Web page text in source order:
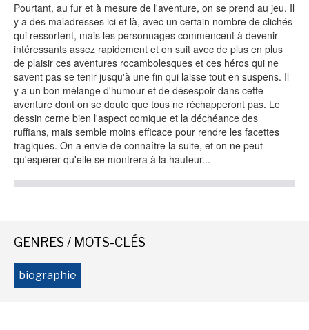
NEWSLETTER
S'ABONNER
En indiquant votre adresse mail ci-dessus, vous consentez à recevoir des mails de la
part d'Actusf. Vous pouvez vous désinscrire à tout moment à travers les liens de
désinscription.
LA RÉDACTION
CONTACT
FORUM
Pourtant, au fur et à mesure de l'aventure, on se prend au jeu. Il
y a des maladresses ici et là, avec un certain nombre de clichés
qui ressortent, mais les personnages commencent à devenir
intéressants assez rapidement et on suit avec de plus en plus
de plaisir ces aventures rocambolesques et ces héros qui ne
savent pas se tenir jusqu'à une fin qui laisse tout en suspens. Il
y a un bon mélange d'humour et de désespoir dans cette
aventure dont on se doute que tous ne réchapperont pas. Le
dessin cerne bien l'aspect comique et la déchéance des
ruffians, mais semble moins efficace pour rendre les facettes
tragiques. On a envie de connaître la suite, et on ne peut
qu'espérer qu'elle se montrera à la hauteur...
GENRES / MOTS-CLÉS
biographie